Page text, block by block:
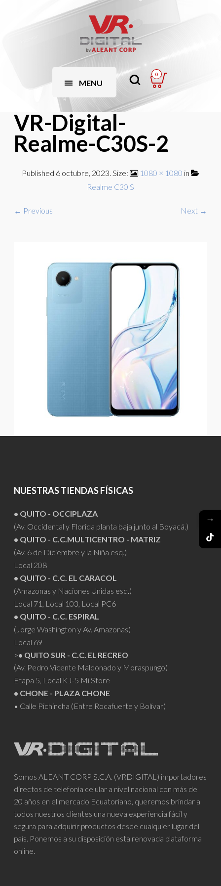
MENU
0
VR-Digital-
Realme-C30S-2
Published 6 octubre, 2023. Size: 1080 × 1080 in
Realme C30 S
← Previous Next →
NUESTRAS TIENDAS FÍSICAS
• QUITO - OCCIPLAZA
(Av. Occidental y Florida planta baja junto al Boyacá.)
• QUITO - C.C.MULTICENTRO - MATRIZ
(Av. 6 de Diciembre y la Niña esq.)
Local 208
• QUITO - C.C. EL CARACOL
(Amazonas y Naciones Unidas esq.)
Local 71, Local 103, Local PC6
• QUITO - C.C. ESPIRAL
(Jorge Washington y Av. Amazonas)
Local 69
>• QUITO SUR - C.C. EL RECREO
(Av. Pedro Vicente Maldonado y Moraspungo)
Etapa 5, Local KJ-5 Mi Store
• CHONE - PLAZA CHONE
• Calle Pichincha (Entre Rocafuerte y Bolívar)
Somos ALEANT CORP S.C.A. (VRDIGITAL) importadores
directos de telefonía celular a nivel nacional con más de
20 años en el mercado Ecuatoriano, queremos brindar a
todos nuestros clientes una nueva experiencia fácil y
segura para adquirir productos desde cualquier lugar del
país. Ponemos a su disposición esta renovada plataforma
online.
→